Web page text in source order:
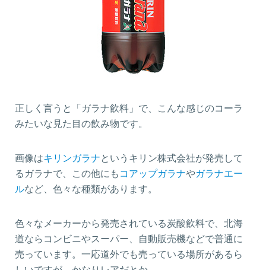
正しく言うと「ガラナ飲料」で、こんな感じのコーラ
みたいな見た目の飲み物です。
画像はキリンガラナというキリン株式会社が発売して
るガラナで、この他にも コアップガラナやガラナエー
ルなど、色々な種類があります。
色々なメーカーから発売されている炭酸飲料で、北海
道ならコンビニやスーパー、自動販売機などで普通に
売っています。一応道外でも売っている場所があるら